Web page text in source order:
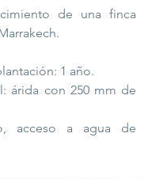
de una finca
1 año.
árida con 250 mm de
acceso a agua de